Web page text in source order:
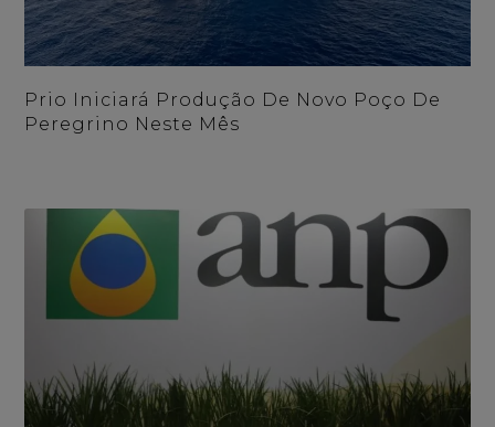
Prio Iniciará Produção De Novo Poço De
Peregrino Neste Mês